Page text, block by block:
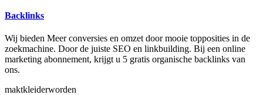
Backlinks
Wij bieden Meer conversies en omzet door mooie topposities in de
zoekmachine. Door de juiste SEO en linkbuilding. Bij een online
marketing abonnement, krijgt u 5 gratis organische backlinks van
ons.
maktkleiderworden